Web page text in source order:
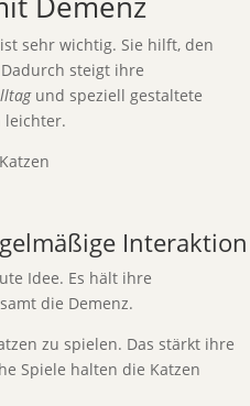
ist sehr wichtig. Sie hilft, den
steigt ihre
und speziell gestaltete
leichter.
Interaktion
Idee. Es hält ihre
die Demenz.
zu spielen. Das stärkt ihre
Spiele halten die Katzen